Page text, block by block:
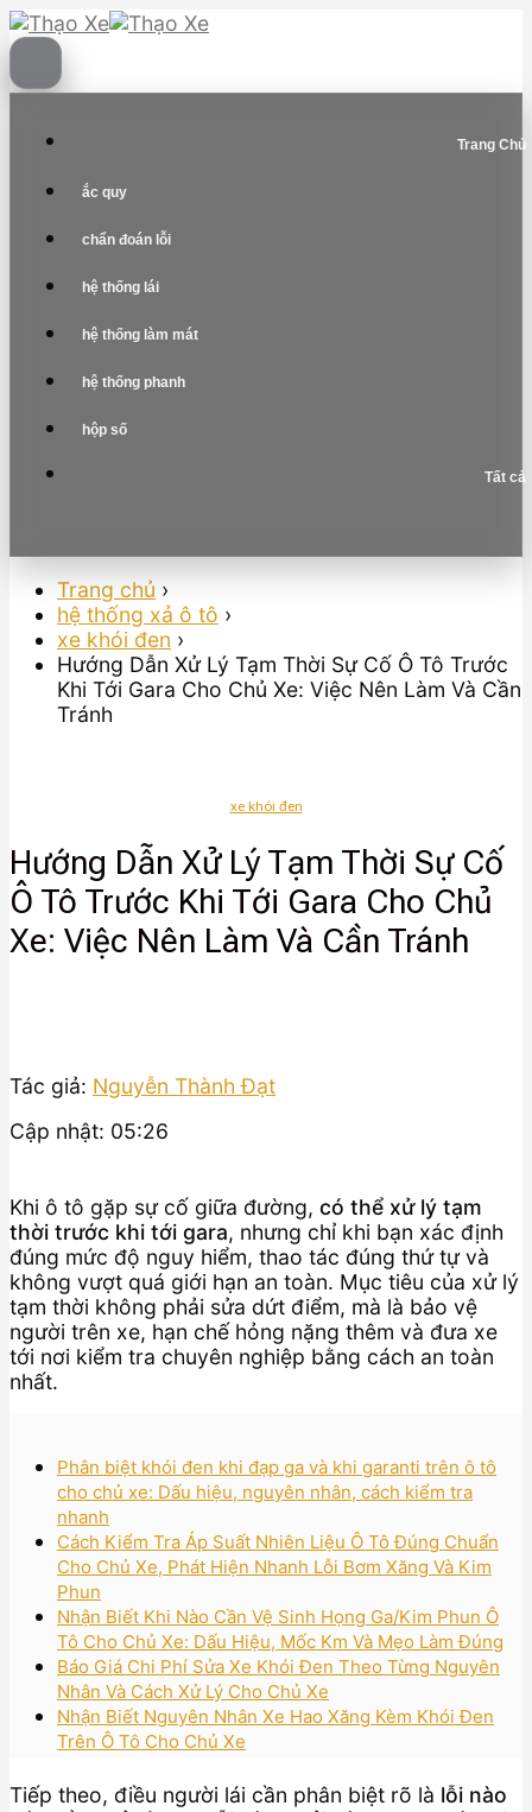
Skip
to
content
Trang Chủ
ắc quy
chẩn đoán lỗi
hệ thống lái
hệ thống làm mát
hệ thống phanh
hộp số
Tất cả
Trang chủ ›
hệ thống xả ô tô ›
xe khói đen ›
Hướng Dẫn Xử Lý Tạm Thời Sự Cố Ô Tô Trước
Khi Tới Gara Cho Chủ Xe: Việc Nên Làm Và Cần
Tránh
xe khói đen
Hướng Dẫn Xử Lý Tạm Thời Sự Cố
Ô Tô Trước Khi Tới Gara Cho Chủ
Xe: Việc Nên Làm Và Cần Tránh
Tác giả: Nguyễn Thành Đạt
Cập nhật: 05:26
Khi ô tô gặp sự cố giữa đường, có thể xử lý tạm
thời trước khi tới gara, nhưng chỉ khi bạn xác định
đúng mức độ nguy hiểm, thao tác đúng thứ tự và
không vượt quá giới hạn an toàn. Mục tiêu của xử lý
tạm thời không phải sửa dứt điểm, mà là bảo vệ
người trên xe, hạn chế hỏng nặng thêm và đưa xe
tới nơi kiểm tra chuyên nghiệp bằng cách an toàn
nhất.
Phân biệt khói đen khi đạp ga và khi garanti trên ô tô
cho chủ xe: Dấu hiệu, nguyên nhân, cách kiểm tra
nhanh
Cách Kiểm Tra Áp Suất Nhiên Liệu Ô Tô Đúng Chuẩn
Cho Chủ Xe, Phát Hiện Nhanh Lỗi Bơm Xăng Và Kim
Phun
Nhận Biết Khi Nào Cần Vệ Sinh Họng Ga/Kim Phun Ô
Tô Cho Chủ Xe: Dấu Hiệu, Mốc Km Và Mẹo Làm Đúng
Báo Giá Chi Phí Sửa Xe Khói Đen Theo Từng Nguyên
Nhân Và Cách Xử Lý Cho Chủ Xe
Nhận Biết Nguyên Nhân Xe Hao Xăng Kèm Khói Đen
Trên Ô Tô Cho Chủ Xe
Tiếp theo, điều người lái cần phân biệt rõ là lỗi nào